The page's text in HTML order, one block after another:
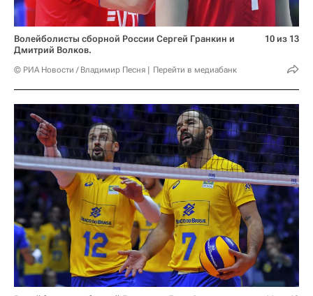
Волейболисты сборной России Сергей Гранкин и
Дмитрий Волков.
© РИА Новости / Владимир Песня Перейти в медиабанк
10 из 13